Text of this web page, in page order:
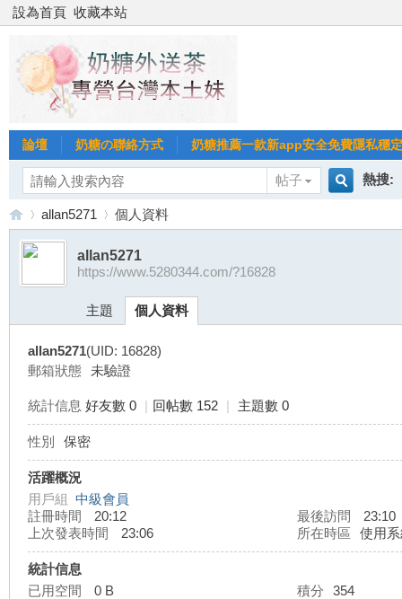
設為首頁 收藏本站
論壇 奶糖の聯絡方式 奶糖推薦一款新app安全免費隱私穩
帖子
熱搜:
台›
allan5271 個人資料
allan5271
https://www.5280344.com/?16828
主題 個人資料
allan5271(UID: 16828)
郵箱狀態 未驗證
統計信息 好友數 0 | 回帖數 152 | 主題數 0
性別 保密
活躍概況
用戶組 中級會員
註冊時間
20:12 最後訪問
23:10
上次發表時間
23:06 所在時區 使用
統計信息
已用空間
0 B 積分
354